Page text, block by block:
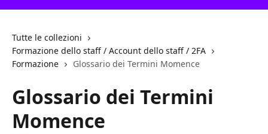
Tutte le collezioni
Formazione dello staff / Account dello staff / 2FA
Formazione
Glossario dei Termini Momence
Glossario dei Termini
Momence